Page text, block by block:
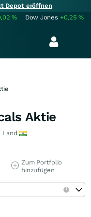
Depot eröffnen
% Dow Jones +0,25%
Aktie
Land
Zum Portfolio
hinzufügen